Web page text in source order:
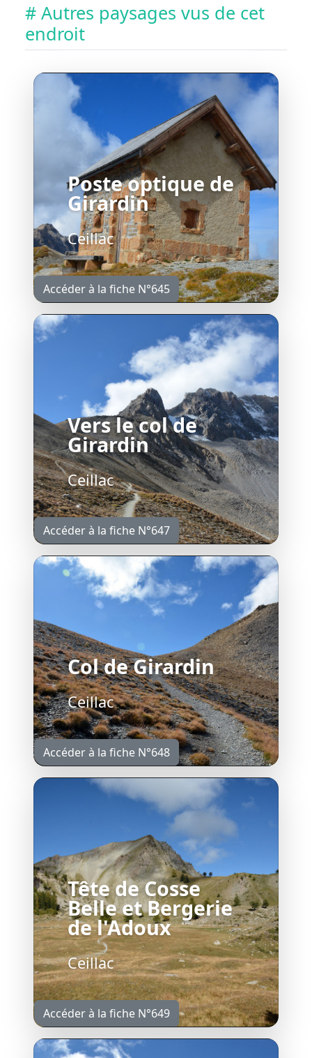
# Autres paysages vus de cet
endroit
Poste optique de
Girardin
Ceillac
Accéder à la fiche N°645
Vers le col de
Girardin
Ceillac
Accéder à la fiche N°647
Col de Girardin
Ceillac
Accéder à la fiche N°648
Tête de Cosse
Belle et Bergerie
de l'Adoux
Ceillac
Accéder à la fiche N°649